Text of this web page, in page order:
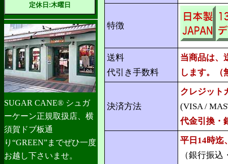
定休日:木曜日
SUGAR CANE® シュガ
ーケーン正規取扱店、横
須賀ドブ板通
り“GREEN”までぜひ一度
お越し下さいませ。
特徴
送料
代引き手数料
当商品は、
します。（
決済方法
クレジット
(VISA /
代金引換・
平日14時迄
（銀行振